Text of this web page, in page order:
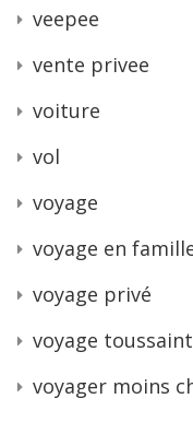
veepee
vente privee
voiture
vol
voyage
voyage en
voyage privé
voyage toussaint
voyager moins